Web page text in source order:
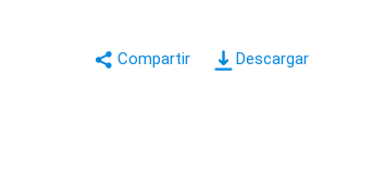
Descargar